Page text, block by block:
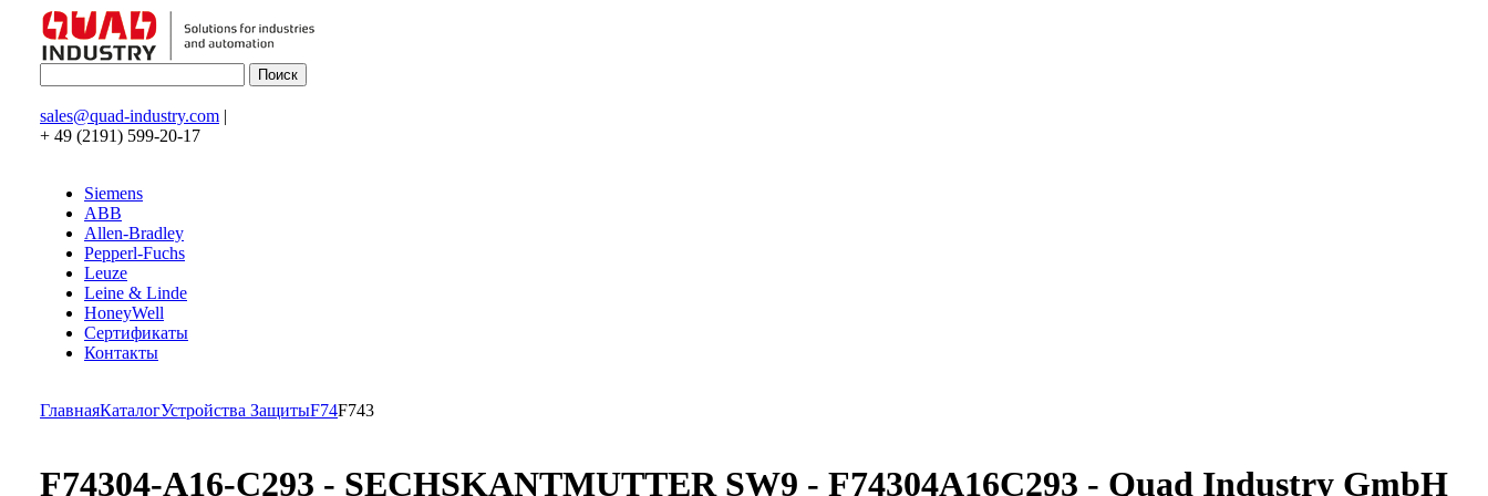
sales@quad-industry.com |
+ 49 (2191) 599-20-17
Siemens
ABB
Allen-Bradley
Pepperl-Fuchs
Leuze
Leine & Linde
HoneyWell
Сертификаты
Контакты
ГлавнаяКаталогУстройства ЗащитыF74F743
F74304-A16-C293 - SECHSKANTMUTTER SW9 - F74304A16C293 - Quad Industry GmbH